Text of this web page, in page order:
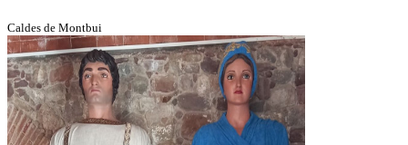
Caldes de Montbui